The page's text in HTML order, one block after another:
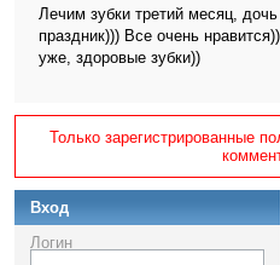
Лечим зубки третий месяц,
праздник))) Все очень
уже, здоровые зубки))
Только зарегистрированные
Вход
Логин